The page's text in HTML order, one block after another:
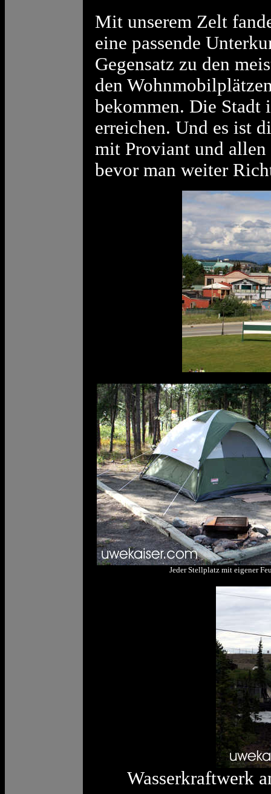
Mit unserem Zelt
eine passende
Gegensatz zu den
den
bekommen. Die Stadt
erreichen. Und es ist
mit Proviant und allen
bevor man weiter
Jeder Stellplatz mit eigener
Wasserkraftwerk